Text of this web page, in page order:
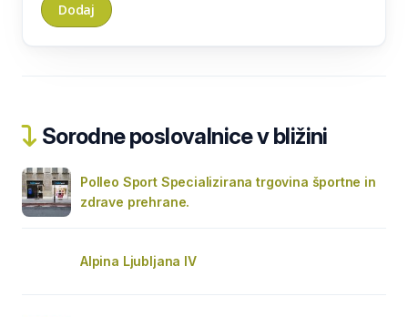
Sorodne poslovalnice v bližini
Polleo Sport Specializirana trgovina športne in
zdrave prehrane.
Alpina Ljubljana IV